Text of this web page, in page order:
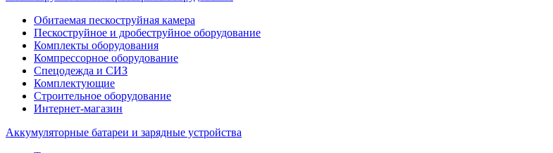
Обитаемая пескоструйная камера
Пескоструйное и дробеструйное оборудование
Комплекты оборудования
Компрессорное оборудование
Спецодежда и СИЗ
Комплектующие
Строительное оборудование
Интернет-магазин
Аккумуляторные батареи и зарядные устройства